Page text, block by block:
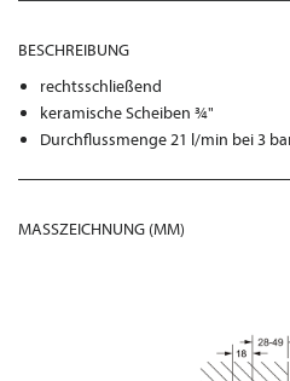
BESCHREIBUNG
rechtsschließend
keramische Scheiben ¾"
Durchflussmenge 21 l/min bei 3
MASSZEICHNUNG (MM)